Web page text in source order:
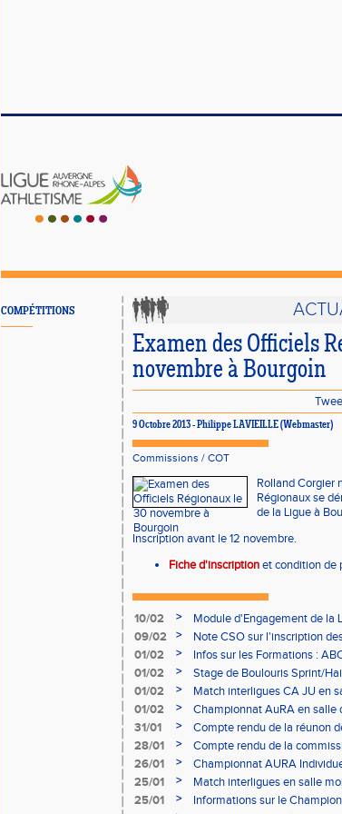
COMPÉTITIONS
Examen des Officiels
novembre à Bourgoin
9 Octobre 2013 - Philippe LAVIEILLE (Webmaster)
Commissions / COT
Rolland Corgier
Régionaux se
de la Ligue à
Inscription avant le 12 novembre.
Fiche d'inscriptionet condition de
10/02 >
Module d'Engagement de la
09/02
>
Note CSO sur l'inscription
01/02
>
Infos sur les Formations :
01/02
>
Stage de Boulouris Sprint/
01/02
>
Match interligues CA JU en
01/02
>
Championnat AuRA en salle
- le 12 février
31/01 >
Compte rendu de la réunon
28/01
>
Compte rendu de la
à Bourgoin
26/01 >
Championnat AURA
25/01
>
Match interligues en salle
25/01
>
Informations sur le